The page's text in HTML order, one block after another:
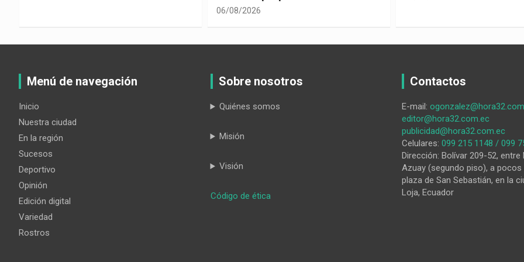
Menú de navegación
Inicio
Nuestra ciudad
En la región
Sucesos
Deportivo
Opinión
Edición digital
Variedad
Rostros
Sobre nosotros
Quiénes somos
Misión
Visión
Código de ética:
Contactos
E-mail:
editor@hora32.com.ec
publicidad@hora32.com.ec
Celulares: 099 215 1148 / 099
Dirección: Bolívar 209-52, entre
Azuay (segundo piso), a
plaza de San Sebastián, en la
Loja, Ecuador